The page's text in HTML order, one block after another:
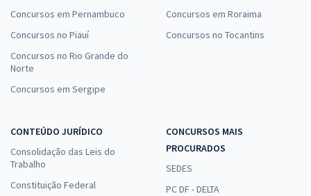
Concursos em Pernambuco
Concursos no Piauí
Concursos no Rio Grande do
Norte
Concursos em Sergipe
Concursos em Roraima
Concursos no Tocantins
CONTEÚDO JURÍDICO
Consolidação das Leis do
Trabalho
Constituição Federal
CONCURSOS MAIS
PROCURADOS
SEDES
PC DF - DELTA